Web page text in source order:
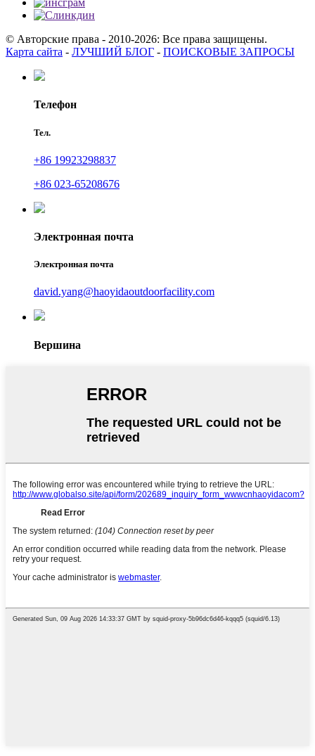
© Авторские права - 2010-2026: Все права защищены.
Карта сайта - ЛУЧШИЙ БЛОГ - ПОИСКОВЫЕ ЗАПРОСЫ
Телефон
Тел.
+86 19923298837
+86 023-65208676
Электронная почта
Электронная почта
david.yang@haoyidaoutdoorfacility.com
Вершина